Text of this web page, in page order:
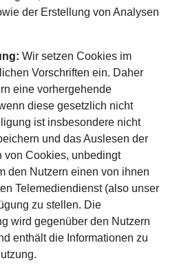
der Erstellung von Analysen
Wir setzen Cookies im
Vorschriften ein. Daher
eine vorhergehende
diese gesetzlich nicht
ist insbesondere nicht
und das Auslesen der
von Cookies, unbedingt
den Nutzern einen von ihnen
Telemediendienst (also unser
zu stellen. Die
wird gegenüber den Nutzern
enthält die Informationen zu